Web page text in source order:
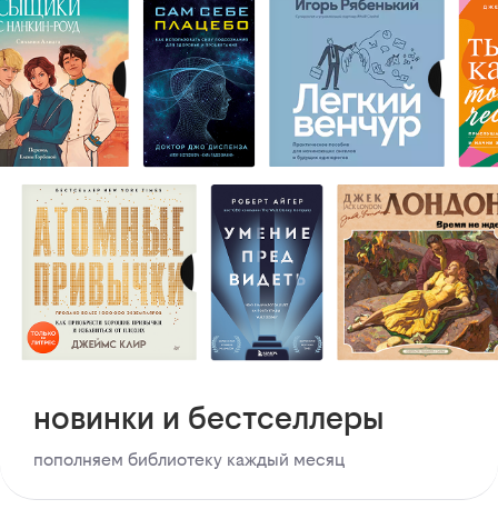
новинки и бестселлеры
пополняем библиотеку каждый месяц